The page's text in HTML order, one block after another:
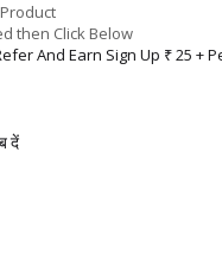
then Click Below
And Earn Sign Up ₹ 25 +
दें